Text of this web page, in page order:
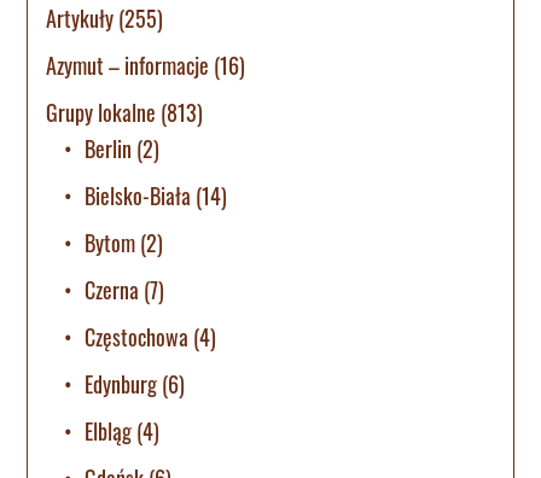
Artykuły(255)
Azymut – informacje (16)
Grupy lokalne (813)
Berlin (2)
Bielsko-Biała (14)
Bytom(2)
Czerna (7)
Częstochowa (4)
Edynburg(6)
Elbląg(4)